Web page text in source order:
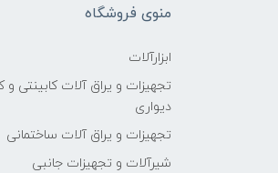
منوی فروشگاه
ابزارآلات
تجهیزات و یراق آلات کابینتی و
دیواری
تجهیزات و یراق آلات ساختمانی
شیرآلات و تجهیزات جانبی